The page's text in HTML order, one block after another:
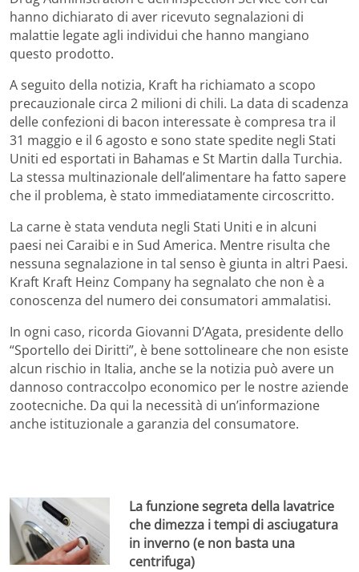
hanno dichiarato di aver ricevuto segnalazioni di
malattie legate agli individui che hanno mangiano
questo prodotto.
A seguito della notizia, Kraft ha richiamato a scopo
precauzionale circa 2 milioni di chili. La data di scadenza
delle confezioni di bacon interessate è compresa tra il
31 maggio e il 6 agosto e sono state spedite negli Stati
Uniti ed esportati in Bahamas e St Martin dalla Turchia.
La stessa multinazionale dell’alimentare ha fatto sapere
che il problema, è stato immediatamente circoscritto.
La carne è stata venduta negli Stati Uniti e in alcuni
paesi nei Caraibi e in Sud America. Mentre risulta che
nessuna segnalazione in tal senso è giunta in altri Paesi.
Kraft Kraft Heinz Company ha segnalato che non è a
conoscenza del numero dei consumatori ammalatisi.
In ogni caso, ricorda Giovanni D’Agata, presidente dello
“Sportello dei Diritti”, è bene sottolineare che non esiste
alcun rischio in Italia, anche se la notizia può avere un
dannoso contraccolpo economico per le nostre aziende
zootecniche. Da qui la necessità di un’informazione
anche istituzionale a garanzia del consumatore.
La funzione segreta della lavatrice
che dimezza i tempi di asciugatura
in inverno (e non basta una
centrifuga)